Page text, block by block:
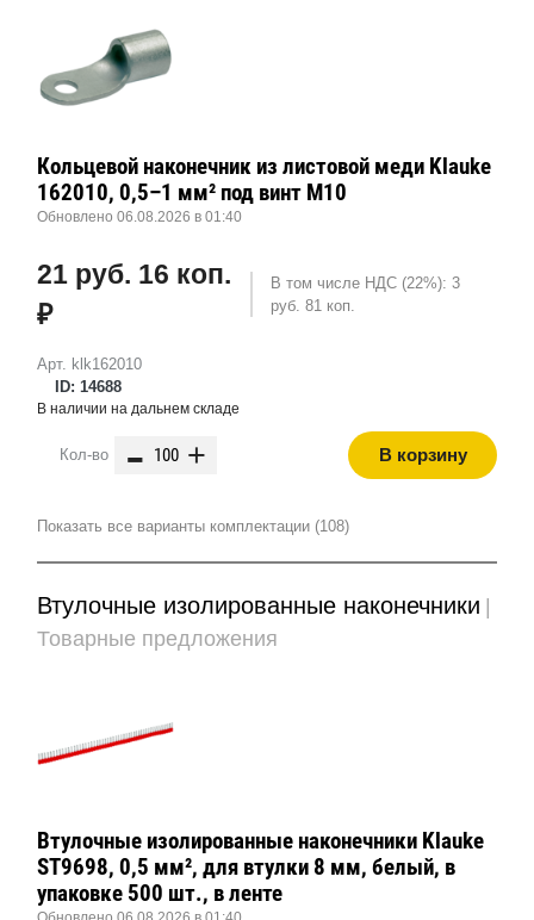
Арт. klk162010
ID: 14688
Кольцевой наконечник из листовой меди Klauke
162010, 0,5–1 мм² под винт М10
Обновлено 06.08.2026 в 01:40
21 руб. 16 коп.
₽
В том числе НДС (22%): 3
руб. 81 коп.
В наличии на дальнем складе
Кол-во - + В корзину
Показать все варианты комплектации (108)
Втулочные изолированные наконечники
Товарные предложения
Втулочные изолированные наконечники Klauke
ST9698, 0,5 мм², для втулки 8 мм, белый, в
упаковке 500 шт., в ленте